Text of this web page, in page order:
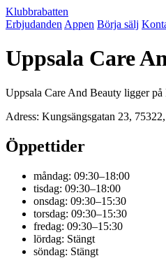
Klubbrabatten
Erbjudanden Appen Börja sälj
Uppsala Care
Uppsala Care And Beauty ligger
Adress: Kungsängsgatan 23,
Öppettider
måndag: 09:30–18:00
tisdag: 09:30–18:00
onsdag: 09:30–15:30
torsdag: 09:30–15:30
fredag: 09:30–15:30
lördag: Stängt
söndag: Stängt